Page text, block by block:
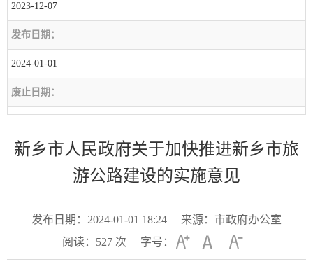
2023-12-07
发布日期：
2024-01-01
废止日期：
新乡市人民政府关于加快推进新乡市旅
游公路建设的实施意见
发布日期：2024-01-01 18:24
来源：市政府办公室
阅读： 527次 字号：